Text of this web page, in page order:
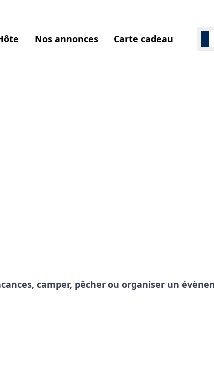
Nos annonces Carte cadeau
camper, pêcher ou organiser un